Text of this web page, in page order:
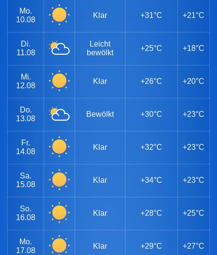
Mo.
10.08
Klar +31°C +21°C
Di.
11.08
Leicht
bewölkt
+25°C +18°C
Mi.
12.08
Klar +26°C +20°C
Do.
13.08
Bewölkt +30°C +23°C
Fr.
14.08
Klar +32°C +23°C
Sa.
15.08
Klar +34°C +23°C
So.
16.08
Klar +28°C +25°C
Mo.
17.08
Klar +29°C +27°C